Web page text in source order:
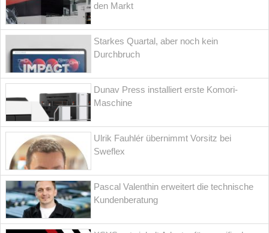
den Markt
Starkes Quartal, aber noch kein
Durchbruch
Dunav Press installiert erste Komori-
Maschine
Ulrik Fauhlér übernimmt Vorsitz bei
Sweflex
Pascal Valenthin erweitert die technische
Kundenberatung